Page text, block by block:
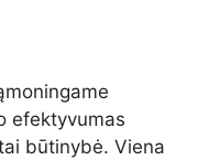
efektyvumas
būtinybė. Viena